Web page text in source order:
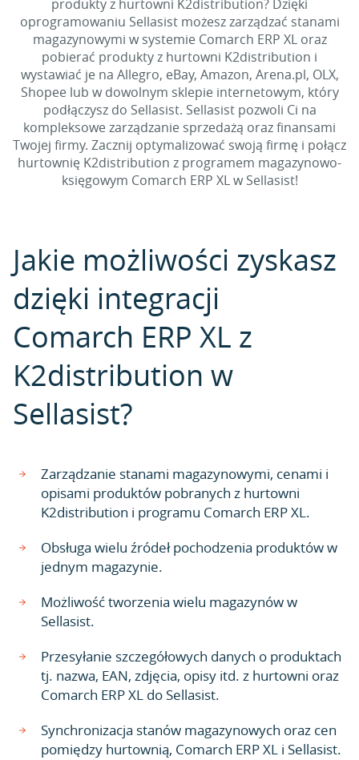
produkty z hurtowni K2distribution? Dzięki
oprogramowaniu Sellasist możesz zarządzać stanami
magazynowymi w systemie Comarch ERP XL oraz
pobierać produkty z hurtowni K2distribution i
wystawiać je na Allegro, eBay, Amazon, Arena.pl, OLX,
Shopee lub w dowolnym sklepie internetowym, który
podłączysz do Sellasist. Sellasist pozwoli Ci na
kompleksowe zarządzanie sprzedażą oraz finansami
Twojej firmy. Zacznij optymalizować swoją firmę i połącz
hurtownię K2distribution z programem magazynowo-
księgowym Comarch ERP XL w Sellasist!
Jakie możliwości zyskasz
dzięki integracji
Comarch ERP XL z
K2distribution w
Sellasist?
Zarządzanie stanami magazynowymi, cenami i
opisami produktów pobranych z hurtowni
K2distribution i programu Comarch ERP XL.
Obsługa wielu źródeł pochodzenia produktów w
jednym magazynie.
Możliwość tworzenia wielu magazynów w
Sellasist.
Przesyłanie szczegółowych danych o produktach
tj. nazwa, EAN, zdjęcia, opisy itd. z hurtowni oraz
Comarch ERP XL do Sellasist.
Synchronizacja stanów magazynowych oraz cen
pomiędzy hurtownią, Comarch ERP XL i Sellasist.